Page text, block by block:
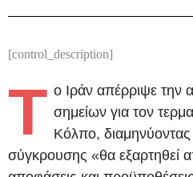
[control_description]
Τ ο Ιράν απέρριψε την
σημείων για τον
Κόλπο, διαμηνύοντας
σύγκρουσης «θα εξαρτηθεί